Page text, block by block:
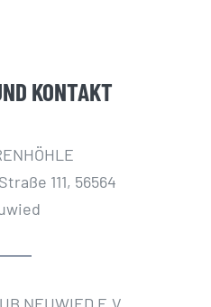
KONTAKT
111, 56564